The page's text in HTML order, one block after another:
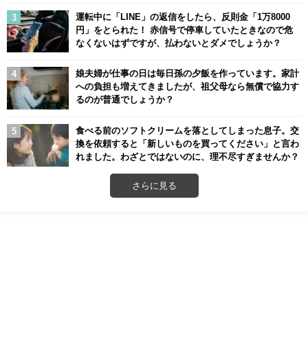
運転中に「LINE」の返信をしたら、反則金「1万8000
円」をとられた！ 赤信号で停車していたときなので危
なくないはずですが、払わないとダメでしょうか？
娘夫婦が仕事の日は毎日孫の夕飯を作っています。家計
への負担も増えてきましたが、祖父母なら無償で協力す
るのが普通でしょうか？
食べる前のソフトクリームを落としてしまった息子。交
換を依頼すると「新しいものを買ってください」と言わ
れました。わざとではないのに、理不尽すぎませんか？
さらに見る